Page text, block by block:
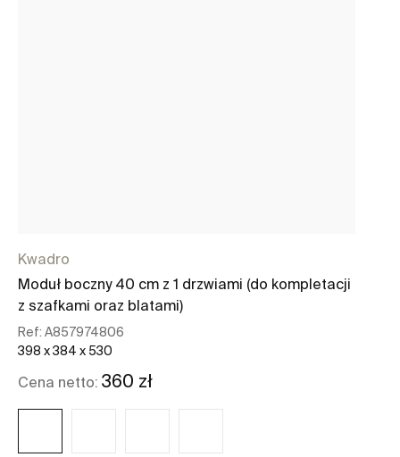
Kwadro
Moduł boczny 40 cm z 1 drzwiami (do kompletacji
z szafkami oraz blatami)
Ref: A857974806
398 x 384 x 530
Cena netto: 360 zł